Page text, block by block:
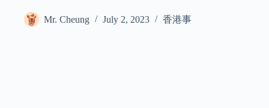
Mr. Cheung July 2, 2023 香港事